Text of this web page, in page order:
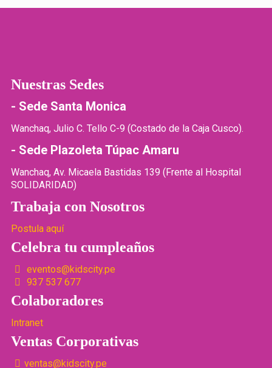
Nuestras Sedes
- Sede Santa Monica
Wanchaq, Julio C. Tello C-9 (Costado de la Caja Cusco).
- Sede Plazoleta Túpac Amaru
Wanchaq, Av. Micaela Bastidas 139 (Frente al Hospital
SOLIDARIDAD)
Trabaja con Nosotros
Postula aquí
Celebra tu cumpleaños
eventos@kidscity.pe
937 537 677
Colaboradores
Intranet
Ventas Corporativas
ventas@kidscity.pe